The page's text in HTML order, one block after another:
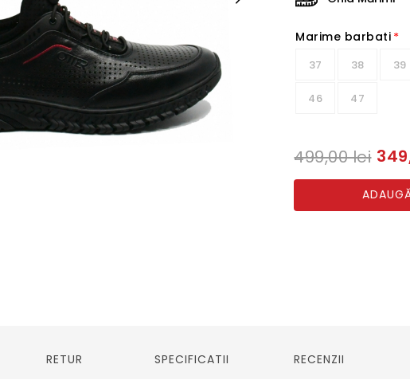
Marime barbati *
37 38 39
46 47
499,00 lei
RETUR SPECIFICATII RECENZII